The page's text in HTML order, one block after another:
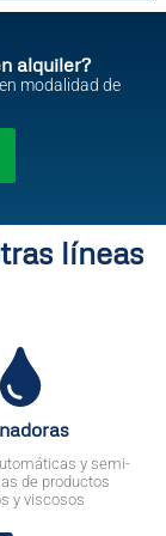
alquiler?
modalidad de
líneas
y semi-
de productos
y viscosos